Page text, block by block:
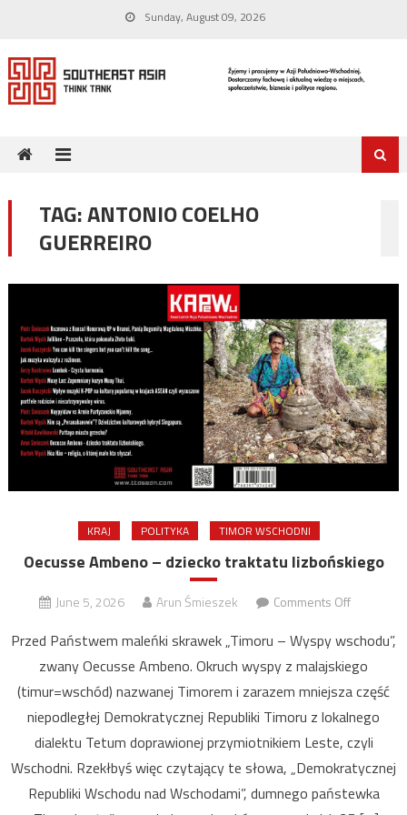
content
Sunday, August 09, 2026
TAG:ANTONIO COELHO
GUERREIRO
KRAJ POLITYKA TIMOR WSCHODNI
Oecusse Ambeno – dziecko traktatu lizbońskiego
June 5, 2026 Arun Śmieszek Comments Offon
Ambeno
–
dziecko
traktatu
Przed Państwem maleńki skrawek „Timoru – Wyspy wschodu”,
zwany Oecusse Ambeno. Okruch wyspy z malajskiego
(timur=wschód) nazwanej Timorem i zarazem mniejsza część
niepodległej Demokratycznej Republiki Timoru z lokalnego
dialektu Tetum doprawionej przymiotnikiem Leste, czyli
Wschodni. Rzekłbyś więc czytający te słowa, „Demokratycznej
Republiki Wschodu nad Wschodami”, dumnego państewka